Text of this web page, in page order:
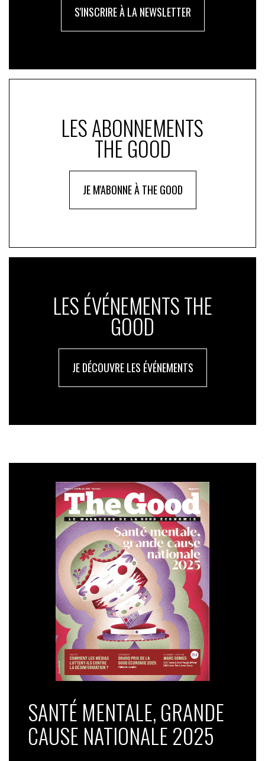
S'INSCRIRE À LA NEWSLETTER
LES ABONNEMENTS
THE GOOD
JE M'ABONNE À THE GOOD
LES ÉVÉNEMENTS THE
GOOD
JE DÉCOUVRE LES ÉVÉNEMENTS
SANTÉ MENTALE, GRANDE
CAUSE NATIONALE 2025